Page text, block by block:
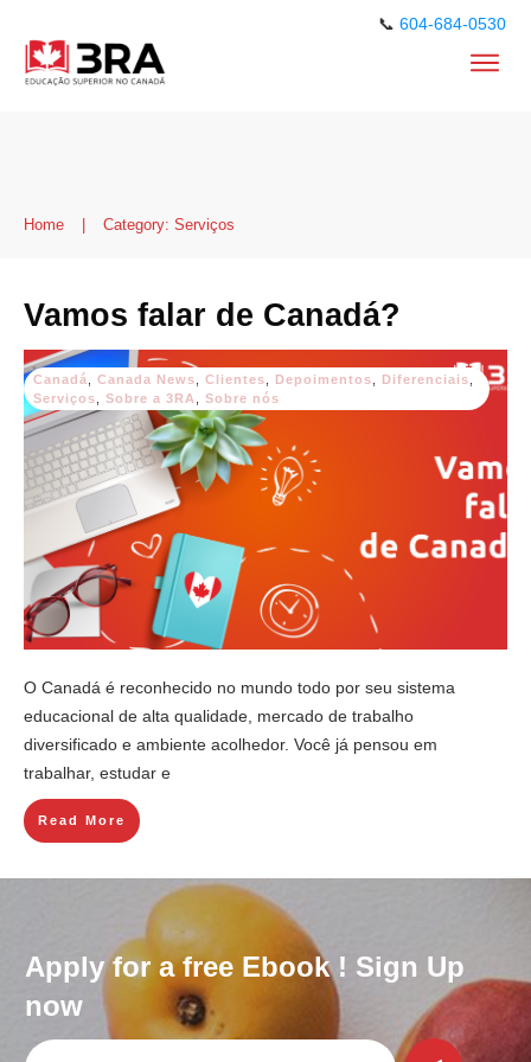
📞 604-684-0530
Home | Category: Serviços
Vamos falar de Canadá?
Canadá Canada News Clientes Depoimentos Diferenciais
Serviços
Sobre a 3RA Sobre nós
O Canadá é reconhecido no mundo todo por seu sistema
educacional de alta qualidade, mercado de trabalho
diversificado e ambiente acolhedor. Você já pensou em
trabalhar, estudar e
Read More
Apply for a free Ebook ! Sign Up
now